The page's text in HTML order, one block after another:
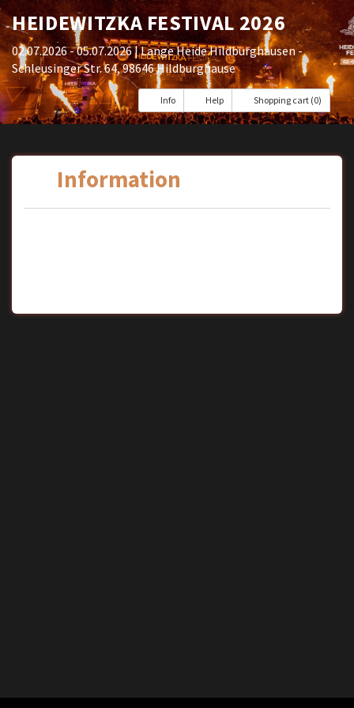
HEIDEWITZKA FESTIVAL 2026
02.07.2026 - 05.07.2026| Lange Heide Hildburghausen -
Schleusinger Str. 64, 98646 Hildburghause
Info Help Shopping cart (0)
Information